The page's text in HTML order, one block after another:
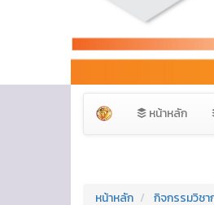
หน้าหลัก
หน้าหลัก กิจกรรมวิชา